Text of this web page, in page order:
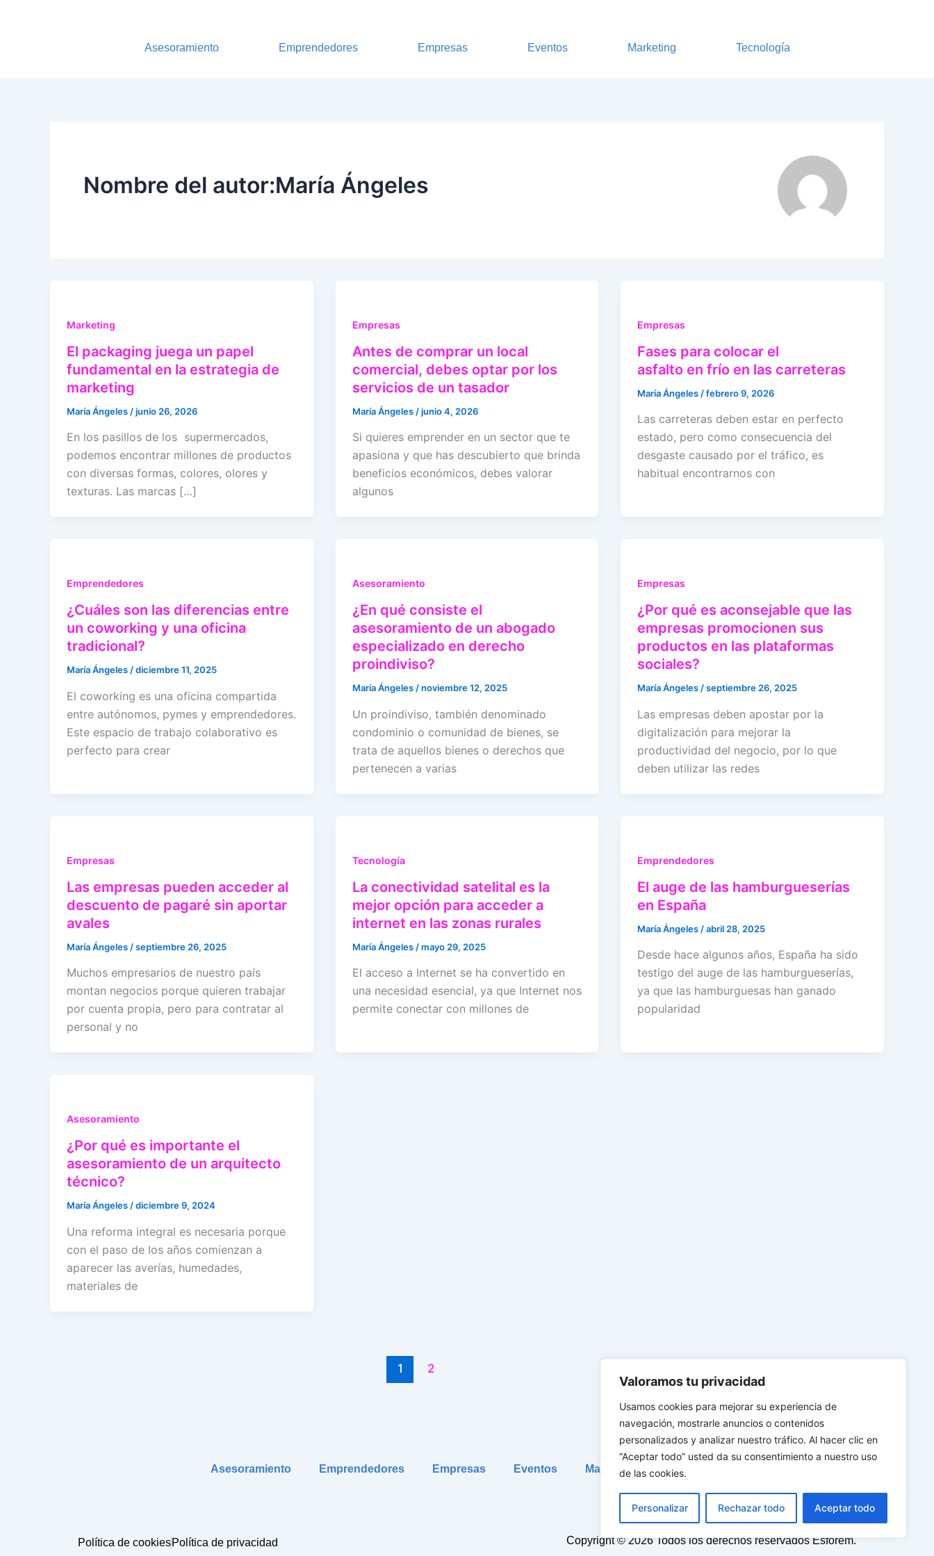
Valoramos tu privacidad
Usamos cookies para mejorar su experiencia de
navegación, mostrarle anuncios o contenidos
personalizados y analizar nuestro tráfico. Al hacer clic en
“Aceptar todo” usted da su consentimiento a nuestro uso
de las cookies.
Personalizar Rechazar todo Aceptar todo
Asesoramiento Emprendedores Empresas Eventos Marketing Tecnología
Nombre del autor:María Ángeles
Marketing
El packaging juega un papel
fundamental en la estrategia de
marketing
María Ángeles /junio 26, 2026
En los pasillos de los supermercados,
podemos encontrar millones de productos
con diversas formas, colores, olores y
texturas. Las marcas […]
Empresas
Antes de comprar un local
comercial, debes optar por los
servicios de un tasador
María Ángeles /junio 4, 2026
Si quieres emprender en un sector que te
apasiona y que has descubierto que brinda
beneficios económicos, debes valorar
algunos
Empresas
Fases para colocar el
asfalto en frío en las carreteras
María Ángeles /febrero 9, 2026
Las carreteras deben estar en perfecto
estado, pero como consecuencia del
desgaste causado por el tráfico, es
habitual encontrarnos con
Emprendedores
¿Cuáles son las diferencias entre
un coworking y una oficina
tradicional?
María Ángeles /diciembre 11, 2025
El coworking es una oficina compartida
entre autónomos, pymes y emprendedores.
Este espacio de trabajo colaborativo es
perfecto para crear
Asesoramiento
¿En qué consiste el
asesoramiento de un abogado
especializado en derecho
proindiviso?
María Ángeles /noviembre 12, 2025
Un proindiviso, también denominado
condominio o comunidad de bienes, se
trata de aquellos bienes o derechos que
pertenecen a varias
Empresas
¿Por qué es aconsejable que las
empresas promocionen sus
productos en las plataformas
sociales?
María Ángeles /septiembre 26, 2025
Las empresas deben apostar por la
digitalización para mejorar la
productividad del negocio, por lo que
deben utilizar las redes
Empresas
Las empresas pueden acceder al
descuento de pagaré sin aportar
avales
María Ángeles /septiembre 26, 2025
Muchos empresarios de nuestro país
montan negocios porque quieren trabajar
por cuenta propia, pero para contratar al
personal y no
Tecnología
La conectividad satelital es la
mejor opción para acceder a
internet en las zonas rurales
María Ángeles /mayo 29, 2025
El acceso a Internet se ha convertido en
una necesidad esencial, ya que Internet nos
permite conectar con millones de
Emprendedores
El auge de las hamburgueserías
en España
María Ángeles /abril 28, 2025
Desde hace algunos años, España ha sido
testigo del auge de las hamburgueserías,
ya que las hamburguesas han ganado
popularidad
Asesoramiento
¿Por qué es importante el
asesoramiento de un arquitecto
técnico?
María Ángeles /diciembre 9, 2024
Una reforma integral es necesaria porque
con el paso de los años comienzan a
aparecer las averías, humedades,
materiales de
1 2
Asesoramiento Emprendedores Empresas Eventos Marketing Tecnología
Política de cookiesPolítica de privacidad Copyright © 2026 Todos los derechos reservados Esforem.